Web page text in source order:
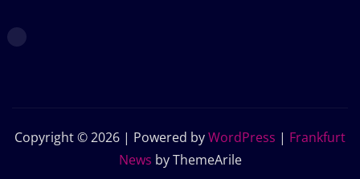
Copyright © 2026 | Powered byWordPress | Frankfurt
News by ThemeArile